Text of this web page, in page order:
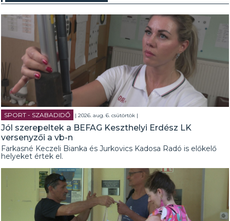
SPORT - SZABADIDŐ | 2026. aug. 6. csütörtök |
Jól szerepeltek a BEFAG Keszthelyi Erdész LK
versenyzői a vb-n
Farkasné Keczeli Bianka és Jurkovics Kadosa Radó is előkelő
helyeket értek el.